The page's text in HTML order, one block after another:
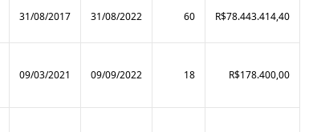
31/08/2017 31/08/2022 60 R$78.443.414,40
09/03/2021 09/09/2022 18 R$178.400,00